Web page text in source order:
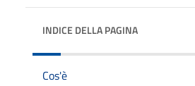
INDICE DELLA PAGINA
Cos'è